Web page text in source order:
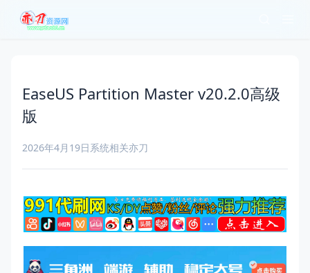
EaseUS Partition Master v20.2.0高级
版
2026年4月19日系统相关亦刀